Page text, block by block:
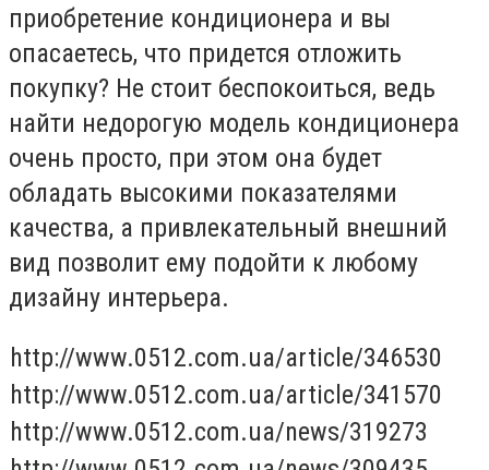
приобретение кондиционера и вы
опасаетесь, что придется отложить
покупку? Не стоит беспокоиться, ведь
найти недорогую модель кондиционера
очень просто, при этом она будет
обладать высокими показателями
качества, а привлекательный внешний
вид позволит ему подойти к любому
дизайну интерьера.
http://www.0512.com.ua/article/346530
http://www.0512.com.ua/article/341570
http://www.0512.com.ua/news/319273